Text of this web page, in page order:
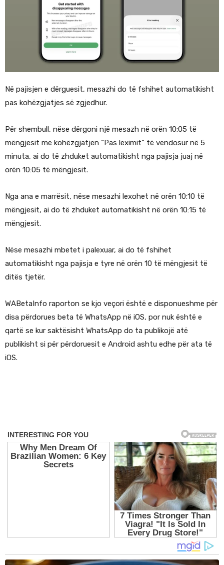
Në pajisjen e dërguesit, mesazhi do të fshihet automatikisht
pas kohëzgjatjes së zgjedhur.
Për shembull, nëse dërgoni një mesazh në orën 10:05 të
mëngjesit me kohëzgjatjen “Pas leximit” të vendosur në 5
minuta, ai do të zhduket automatikisht nga pajisja juaj në
orën 10:05 të mëngjesit.
Nga ana e marrësit, nëse mesazhi lexohet në orën 10:10 të
mëngjesit, ai do të zhduket automatikisht në orën 10:15 të
mëngjesit.
Nëse mesazhi mbetet i palexuar, ai do të fshihet
automatikisht nga pajisja e tyre në orën 10 të mëngjesit të
ditës tjetër.
WABetaInfo raporton se kjo veçori është e disponueshme për
disa përdorues beta të WhatsApp në iOS, por nuk është e
qartë se kur saktësisht WhatsApp do ta publikojë atë
publikisht si për përdoruesit e Android ashtu edhe për ata të
iOS.